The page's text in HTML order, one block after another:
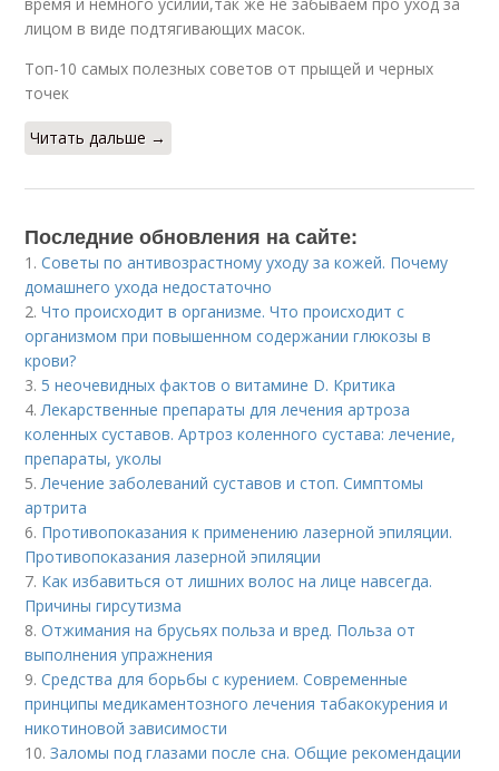
лицом в виде подтягивающих масок.
Топ-10 самых полезных советов от прыщей и черных
точек
Читать дальше →
Последние обновления на сайте:
1.Советы по антивозрастному уходу за кожей. Почему
домашнего ухода недостаточно
2.Что происходит в организме. Что происходит с
организмом при повышенном содержании глюкозы в
крови?
3. 5 неочевидных фактов о витамине D. Критика
4.Лекарственные препараты для лечения артроза
коленных суставов. Артроз коленного сустава: лечение,
препараты, уколы
5.Лечение заболеваний суставов и стоп. Симптомы
артрита
6. Противопоказания к применению лазерной эпиляции.
Противопоказания лазерной эпиляции
7. Как избавиться от лишних волос на лице навсегда.
Причины гирсутизма
8.Отжимания на брусьях польза и вред. Польза от
выполнения упражнения
9.Средства для борьбы с курением. Современные
принципы медикаментозного лечения табакокурения и
никотиновой зависимости
10.Заломы под глазами после сна. Общие рекомендации